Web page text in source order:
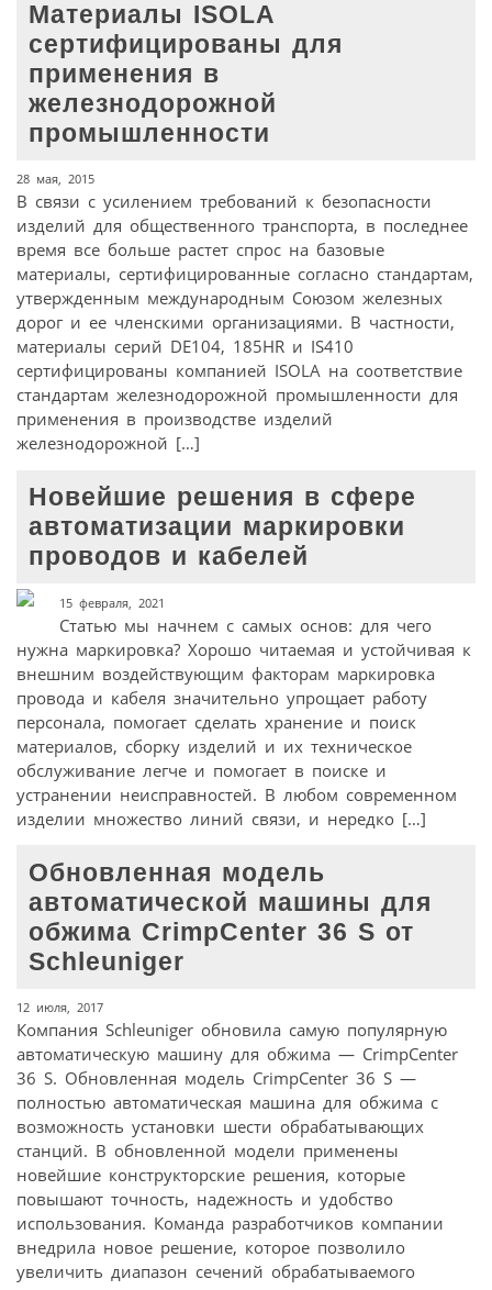
Материалы ISOLA
сертифицированы для
применения в
железнодорожной
промышленности
28 мая, 2015
В связи с усилением требований к безопасности
изделий для общественного транспорта, в последнее
время все больше растет спрос на базовые
материалы, сертифицированные согласно стандартам,
утвержденным международным Союзом железных
дорог и ее членскими организациями. В частности,
материалы серий DE104, 185HR и IS410
сертифицированы компанией ISOLA на соответствие
стандартам железнодорожной промышленности для
применения в производстве изделий
железнодорожной […]
Новейшие решения в сфере
автоматизации маркировки
проводов и кабелей
15 февраля, 2021
Статью мы начнем с самых основ: для чего
нужна маркировка? Хорошо читаемая и устойчивая к
внешним воздействующим факторам маркировка
провода и кабеля значительно упрощает работу
персонала, помогает сделать хранение и поиск
материалов, сборку изделий и их техническое
обслуживание легче и помогает в поиске и
устранении неисправностей. В любом современном
изделии множество линий связи, и нередко […]
Обновленная модель
автоматической машины для
обжима CrimpCenter 36 S от
Schleuniger
12 июля, 2017
Компания Schleuniger обновила самую популярную
автоматическую машину для обжима — CrimpCenter
36 S. Обновленная модель CrimpCenter 36 S —
полностью автоматическая машина для обжима с
возможность установки шести обрабатывающих
станций. В обновленной модели применены
новейшие конструкторские решения, которые
повышают точность, надежность и удобство
использования. Команда разработчиков компании
внедрила новое решение, которое позволило
увеличить диапазон сечений обрабатываемого